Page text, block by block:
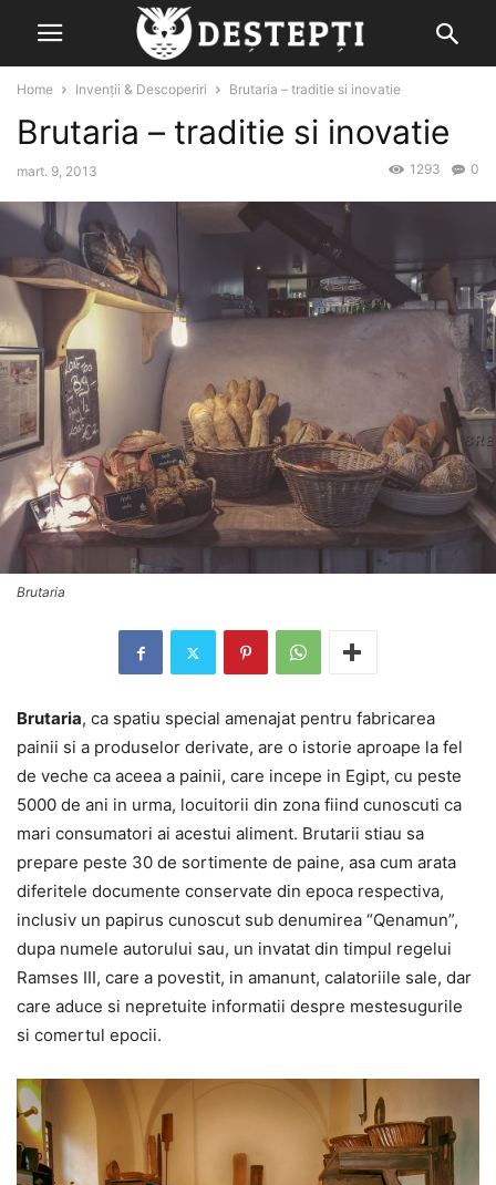
Home Invenții & Descoperiri Brutaria – traditie si inovatie
Brutaria – traditie si inovatie
mart. 9, 2013 0
1293
Brutaria
Brutaria, ca spatiu special amenajat pentru fabricarea
painii si a produselor derivate, are o istorie aproape la fel
de veche ca aceea a painii, care incepe in Egipt, cu peste
5000 de ani in urma, locuitorii din zona fiind cunoscuti ca
mari consumatori ai acestui aliment. Brutarii stiau sa
prepare peste 30 de sortimente de paine, asa cum arata
diferitele documente conservate din epoca respectiva,
inclusiv un papirus cunoscut sub denumirea “Qenamun”,
dupa numele autorului sau, un invatat din timpul regelui
Ramses III, care a povestit, in amanunt, calatoriile sale, dar
care aduce si nepretuite informatii despre mestesugurile
si comertul epocii.